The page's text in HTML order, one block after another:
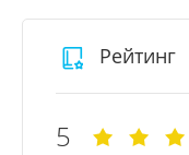
Рейтинг
5